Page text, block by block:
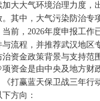
大大气环境治理力度，
其中，大气污染防治专
前，2026年度申报工
流程，并推荐武汉地区
资金政策背景与支持范
项资金是由中央及地方财
《打赢蓝天保卫战三年行
方向：